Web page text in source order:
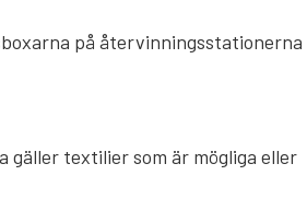
på återvinningsstationerna
textilier som är mögliga eller